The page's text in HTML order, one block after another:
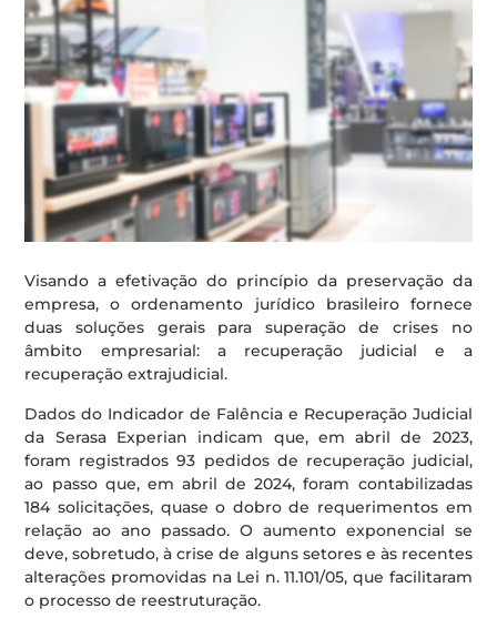
Visando a efetivação do princípio da preservação da
empresa, o ordenamento jurídico brasileiro fornece
duas soluções gerais para superação de crises no
âmbito empresarial: a recuperação judicial e a
recuperação extrajudicial.
Dados do Indicador de Falência e Recuperação Judicial
da Serasa Experian indicam que, em abril de 2023,
foram registrados 93 pedidos de recuperação judicial,
ao passo que, em abril de 2024, foram contabilizadas
184 solicitações, quase o dobro de requerimentos em
relação ao ano passado. O aumento exponencial se
deve, sobretudo, à crise de alguns setores e às recentes
alterações promovidas na Lei n. 11.101/05, que facilitaram
o processo de reestruturação.